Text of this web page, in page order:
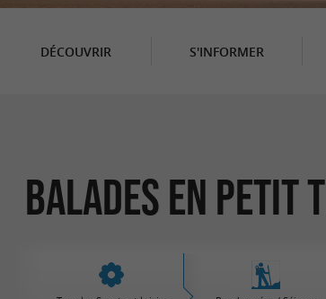
DÉCOUVRIR S'INFORMER
Balades en Petit